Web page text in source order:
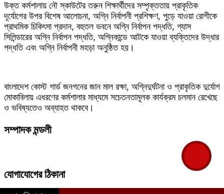
উক্ত কর্মশালায় নৌ স্কাউটের তরুন শিক্ষার্থীদের সম্পৃক্ততায় প্রাকৃতিক
দূর্যোগের উপর বিশেষ আলোচনা, অগ্নি নির্বাপনী প্রশিক্ষণ, পুড়ে যাওয়া রোগীকে
প্রাথমিক চিকিৎসা প্রদান, বহুতল ভবনে অগ্নি নির্বাপন পদ্ধতি, গ্যাস
সিলিন্ডারের অগ্নি নির্বাপন পদ্ধতি, অগ্নিকান্ডে আটকে যাওয়া ব্যক্তিদের উদ্ধার
পদ্ধতি এবং অগ্নি নির্বাপনী মহড়া অনুষ্ঠিত হয়।
বাংলাদেশ কোস্ট গার্ড জনগনের জান মাল রক্ষা, অগ্নিদুর্ঘটনা ও প্রাকৃতিক দুর্যোগ
মোকাবিলায় এধরণের কর্মশালার মাধ্যমে সচেতনতামূলক কার্যক্রম চলমান রেখেছে
ও ভবিষ্যতেও অব্যাহত থাকবে।
সম্পাদক মন্ডলী
যোগাযোগের ঠিকানা